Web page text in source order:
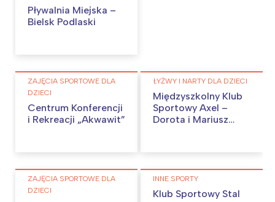
Pływalnia Miejska –
Bielsk Podlaski
ZAJĘCIA SPORTOWE DLA
DZIECI
Centrum Konferencji
i Rekreacji „Akwawit”
ŁYŻWY I NARTY DLA DZIECI
Międzyszkolny Klub
Sportowy Axel –
Dorota i Mariusz
ZAJĘCIA SPORTOWE DLA
DZIECI
INNE SPORTY
Klub Sportowy Stal